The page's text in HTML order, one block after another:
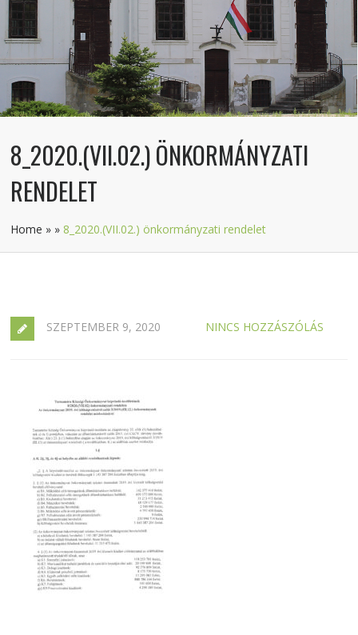
8_2020.(VII.02.) ÖNKORMÁNYZATI
RENDELET
Home » » 8_2020.(VII.02.) önkormányzati rendelet
SZEPTEMBER 9, 2020 NINCS HOZZÁSZÓLÁS